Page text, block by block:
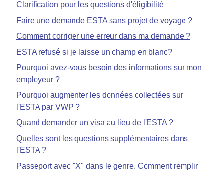
Clarification pour les questions d'éligibilité
Faire une demande ESTA sans projet de voyage ?
Comment corriger une erreur dans ma demande ?
ESTA refusé si je laisse un champ en blanc?
Pourquoi avez-vous besoin des informations sur mon
employeur ?
Pourquoi augmenter les données collectées sur
l'ESTA par VWP ?
Quand demander un visa au lieu de l'ESTA ?
Quelles sont les questions supplémentaires dans
l'ESTA ?
Passeport avec "X" dans le genre. Comment remplir